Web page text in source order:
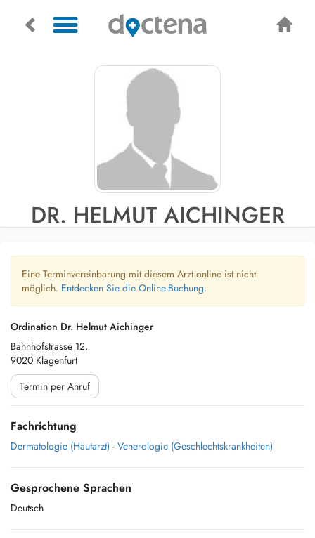
DR. HELMUT AICHINGER
Eine Terminvereinbarung mit diesem Arzt online ist nicht
möglich. Entdecken Sie die Online-Buchung.
Ordination Dr. Helmut Aichinger
Bahnhofstrasse 12,
9020 Klagenfurt
Termin per Anruf
Fachrichtung
Dermatologie (Hautarzt) - Venerologie (Geschlechtskrankheiten)
Gesprochene Sprachen
Deutsch